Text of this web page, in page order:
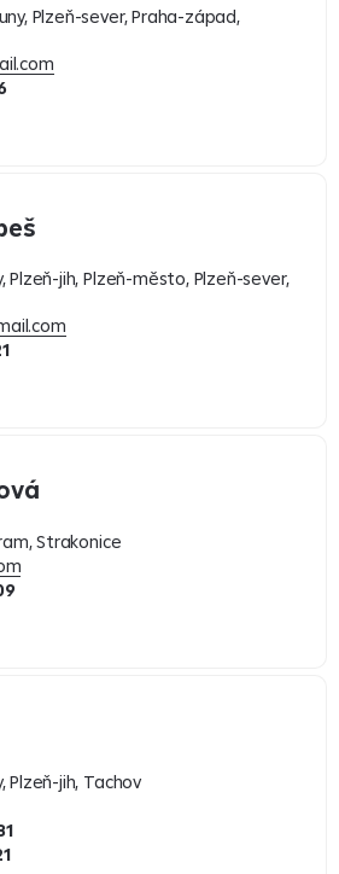
Plzeň-sever, Praha-západ,
Plzeň-jih, Plzeň-město, Plzeň-sever,
Strakonice
Plzeň-jih, Tachov